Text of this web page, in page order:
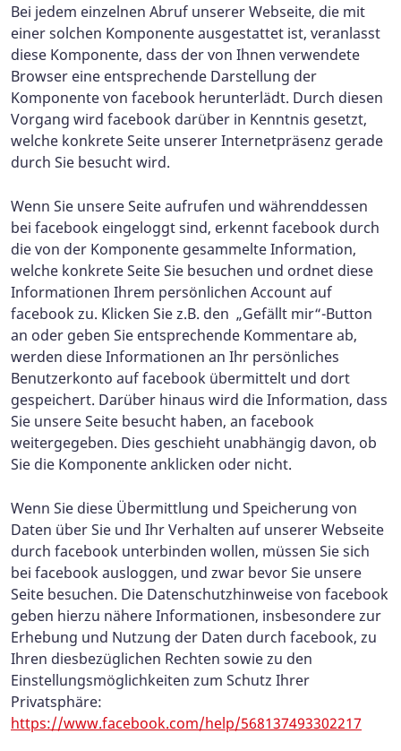
Bei jedem einzelnen Abruf unserer Webseite, die mit
einer solchen Komponente ausgestattet ist, veranlasst
diese Komponente, dass der von Ihnen verwendete
Browser eine entsprechende Darstellung der
Komponente von facebook herunterlädt. Durch diesen
Vorgang wird facebook darüber in Kenntnis gesetzt,
welche konkrete Seite unserer Internetpräsenz gerade
durch Sie besucht wird.
Wenn Sie unsere Seite aufrufen und währenddessen
bei facebook eingeloggt sind, erkennt facebook durch
die von der Komponente gesammelte Information,
welche konkrete Seite Sie besuchen und ordnet diese
Informationen Ihrem persönlichen Account auf
facebook zu. Klicken Sie z.B. den „Gefällt mir“-Button
an oder geben Sie entsprechende Kommentare ab,
werden diese Informationen an Ihr persönliches
Benutzerkonto auf facebook übermittelt und dort
gespeichert. Darüber hinaus wird die Information, dass
Sie unsere Seite besucht haben, an facebook
weitergegeben. Dies geschieht unabhängig davon, ob
Sie die Komponente anklicken oder nicht.
Wenn Sie diese Übermittlung und Speicherung von
Daten über Sie und Ihr Verhalten auf unserer Webseite
durch facebook unterbinden wollen, müssen Sie sich
bei facebook ausloggen, und zwar bevor Sie unsere
Seite besuchen. Die Datenschutzhinweise von facebook
geben hierzu nähere Informationen, insbesondere zur
Erhebung und Nutzung der Daten durch facebook, zu
Ihren diesbezüglichen Rechten sowie zu den
Einstellungsmöglichkeiten zum Schutz Ihrer
Privatsphäre:
https://www.facebook.com/help/568137493302217